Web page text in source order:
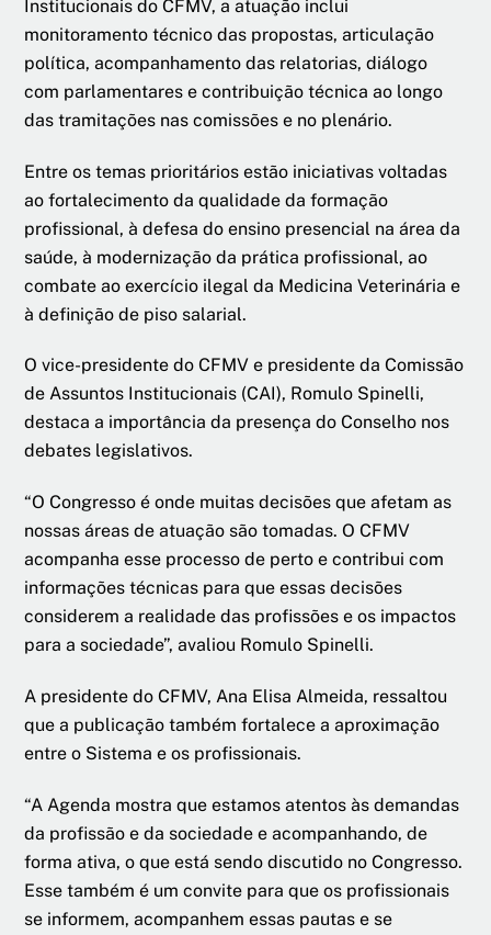
Institucionais do CFMV, a atuação inclui
monitoramento técnico das propostas, articulação
política, acompanhamento das relatorias, diálogo
com parlamentares e contribuição técnica ao longo
das tramitações nas comissões e no plenário.
Entre os temas prioritários estão iniciativas voltadas
ao fortalecimento da qualidade da formação
profissional, à defesa do ensino presencial na área da
saúde, à modernização da prática profissional, ao
combate ao exercício ilegal da Medicina Veterinária e
à definição de piso salarial.
O vice-presidente do CFMV e presidente da Comissão
de Assuntos Institucionais (CAI), Romulo Spinelli,
destaca a importância da presença do Conselho nos
debates legislativos.
“O Congresso é onde muitas decisões que afetam as
nossas áreas de atuação são tomadas. O CFMV
acompanha esse processo de perto e contribui com
informações técnicas para que essas decisões
considerem a realidade das profissões e os impactos
para a sociedade”, avaliou Romulo Spinelli.
A presidente do CFMV, Ana Elisa Almeida, ressaltou
que a publicação também fortalece a aproximação
entre o Sistema e os profissionais.
“A Agenda mostra que estamos atentos às demandas
da profissão e da sociedade e acompanhando, de
forma ativa, o que está sendo discutido no Congresso.
Esse também é um convite para que os profissionais
se informem, acompanhem essas pautas e se